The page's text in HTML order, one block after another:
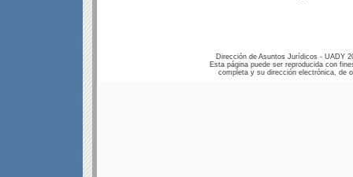
Dirección de Asuntos Jurídicos - UADY
Esta página puede ser reproducida con
completa y su dirección electrónica, de